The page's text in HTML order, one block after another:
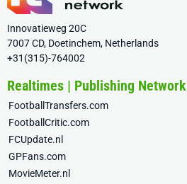
Innovatieweg 20C
7007 CD, Doetinchem, Netherlands
+31(315)-764002
Realtimes | Publishing Network
FootballTransfers.com
FootballCritic.com
FCUpdate.nl
GPFans.com
MovieMeter.nl